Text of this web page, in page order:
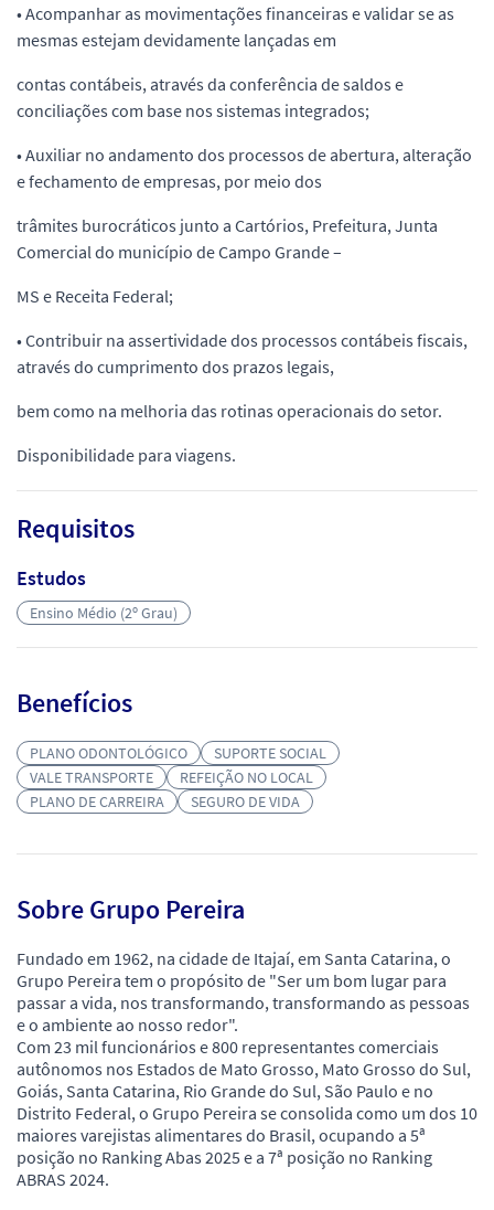
• Acompanhar as movimentações financeiras e validar se as
mesmas estejam devidamente lançadas em
contas contábeis, através da conferência de saldos e
conciliações com base nos sistemas integrados;
• Auxiliar no andamento dos processos de abertura, alteração
e fechamento de empresas, por meio dos
trâmites burocráticos junto a Cartórios, Prefeitura, Junta
Comercial do município de Campo Grande –
MS e Receita Federal;
• Contribuir na assertividade dos processos contábeis fiscais,
através do cumprimento dos prazos legais,
bem como na melhoria das rotinas operacionais do setor.
Disponibilidade para viagens.
Requisitos
Estudos
Ensino Médio (2º Grau)
Benefícios
PLANO ODONTOLÓGICO
SUPORTE SOCIAL
VALE TRANSPORTE
REFEIÇÃO NO LOCAL
PLANO DE CARREIRA
SEGURO DE VIDA
Sobre Grupo Pereira
Fundado em 1962, na cidade de Itajaí, em Santa Catarina, o
Grupo Pereira tem o propósito de "Ser um bom lugar para
passar a vida, nos transformando, transformando as pessoas
e o ambiente ao nosso redor".
Com 23 mil funcionários e 800 representantes comerciais
autônomos nos Estados de Mato Grosso, Mato Grosso do Sul,
Goiás, Santa Catarina, Rio Grande do Sul, São Paulo e no
Distrito Federal, o Grupo Pereira se consolida como um dos 10
maiores varejistas alimentares do Brasil, ocupando a 5ª
posição no Ranking Abas 2025 e a 7ª posição no Ranking
ABRAS 2024.